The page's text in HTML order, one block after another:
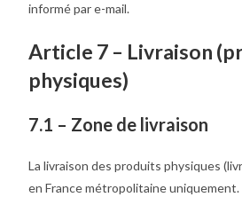
informé par e-mail.
Article 7 – Livraison
physiques)
7.1 – Zone de livraison
La livraison des produits physiques
en France métropolitaine uniquement.